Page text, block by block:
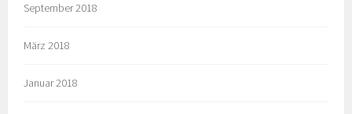
September 2018
März 2018
Januar 2018